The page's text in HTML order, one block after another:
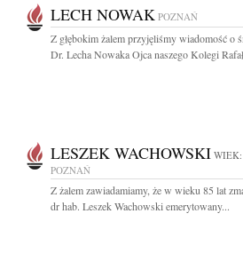
LECH NOWAK POZNAŃ
Z głębokim żalem przyjęliśmy wiadomość o
Dr. Lecha Nowaka Ojca naszego Kolegi
LESZEK WACHOWSKI
POZNAŃ
Z żalem zawiadamiamy, że w wieku 85 lat
dr hab. Leszek Wachowski emerytowany...